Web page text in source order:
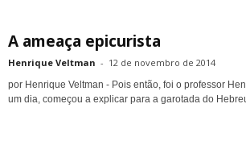
A ameaça epicurista
Henrique Veltman - 12 de novembro de 2014
por Henrique Veltman - Pois então, foi o professor
um dia, começou a explicar para a garotada do